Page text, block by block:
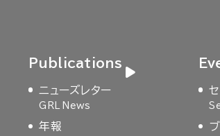
Publications
ニューズレター
GRL News
年報